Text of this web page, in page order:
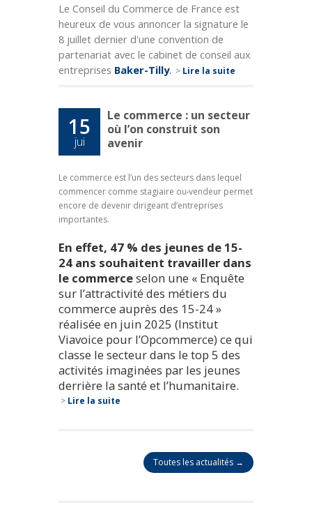
Le Conseil du Commerce de France est
heureux de vous annoncer la signature le
8 juillet dernier d'une convention de
partenariat avec le cabinet de conseil aux
entreprises Baker-Tilly. > Lire la suite
15
jui
Le commerce : un secteur
où l’on construit son
avenir
Le commerce est l’un des secteurs dans lequel
commencer comme stagiaire ou vendeur permet
encore de devenir dirigeant d’entreprises
importantes.
En effet, 47 % des jeunes de 15-
24 ans souhaitent travailler dans
le commerceselon une « Enquête
sur l’attractivité des métiers du
commerce auprès des 15-24 »
réalisée en juin 2025 (Institut
Viavoice pour l’Opcommerce) ce qui
classe le secteur dans le top 5 des
activités imaginées par les jeunes
derrière la santé et l’humanitaire.
> Lire la suite
Toutes les actualités →